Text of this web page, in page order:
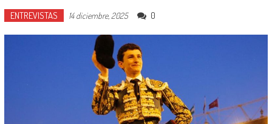
ENTREVISTAS 14 diciembre, 2025 0